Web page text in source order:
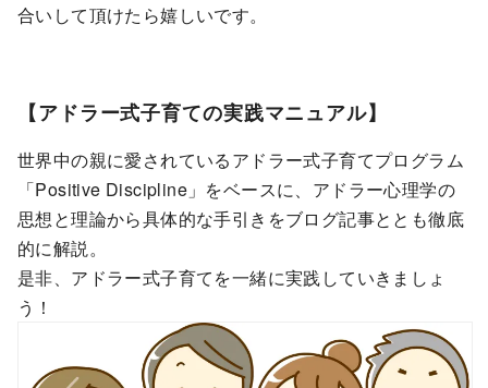
合いして頂けたら嬉しいです。
【アドラー式子育ての実践マニュアル】
世界中の親に愛されているアドラー式子育てプログラム
「Positive Discipline」をベースに、アドラー心理学の
思想と理論から具体的な手引きをブログ記事ととも徹底
的に解説。
是非、アドラー式子育てを一緒に実践していきましょ
う！